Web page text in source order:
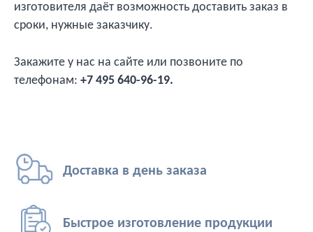
изготовителя даёт возможность доставить заказ в
сроки, нужные заказчику.
Закажите у нас на сайте или позвоните по
телефонам: +7 495 640-96-19.
Доставка в день заказа
Быстрое изготовление продукции